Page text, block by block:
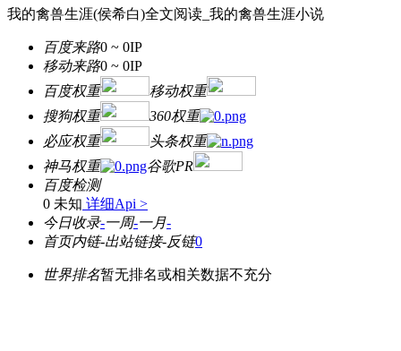
我的禽兽生涯(侯希白)全文阅读_我的禽兽生涯小说
百度来路0 ~ 0IP
移动来路0 ~ 0IP
百度权重
移动权重
搜狗权重
360权重
必应权重
头条权重
神马权重
谷歌PR
百度检测
0 未知 详细Api >
今日收录-一周-一月-
首页内链-出站链接-反链0
世界排名暂无排名或相关数据不充分